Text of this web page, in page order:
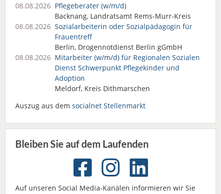
08.08.2026 Pflegeberater (w/m/d)
Backnang, Landratsamt Rems-Murr-Kreis
08.08.2026 Sozialarbeiterin oder Sozialpädagogin für
Frauentreff
Berlin, Drogennotdienst Berlin gGmbH
08.08.2026 Mitarbeiter (w/m/d) für Regionalen Sozialen
Dienst Schwerpunkt Pflegekinder und
Adoption
Meldorf, Kreis Dithmarschen
Auszug aus dem socialnet Stellenmarkt
Bleiben Sie auf dem Laufenden
Auf unseren Social Media-Kanälen informieren wir Sie